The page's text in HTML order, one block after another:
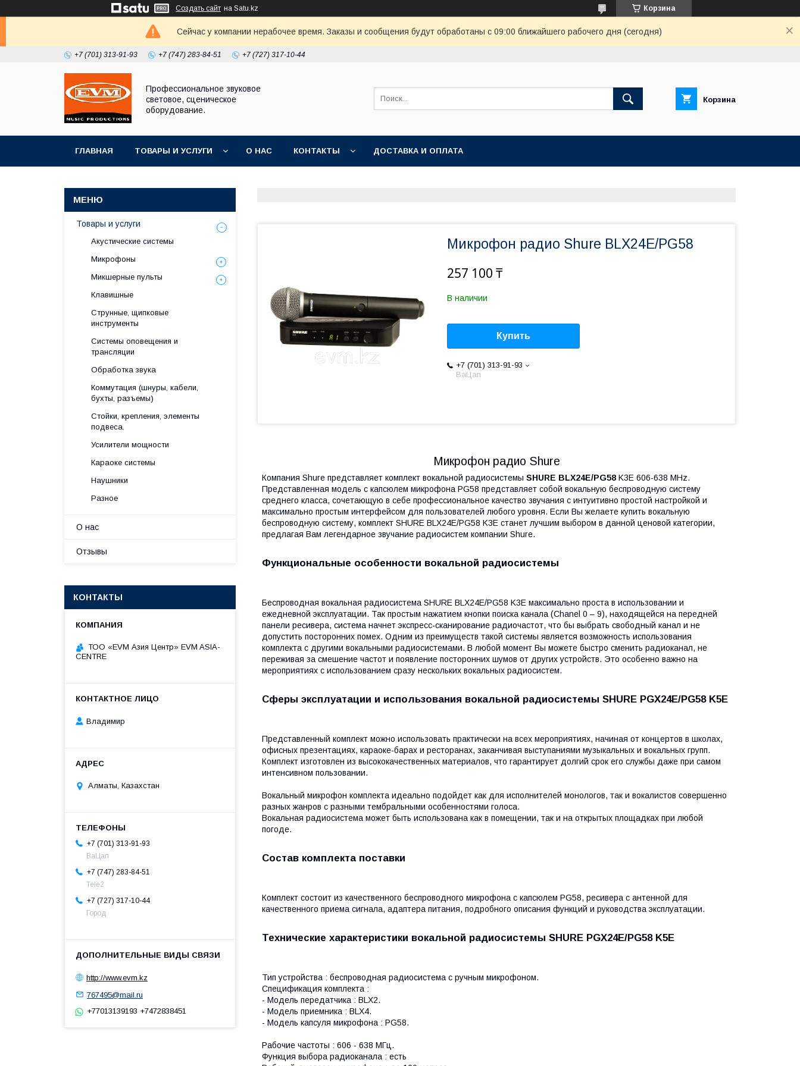
Создать сайт на Satu.kz Корзина
Сейчас у компании нерабочее время. Заказы и сообщения будут обработаны с 09:00 ближайшего рабочего дня (сегодня)
+7 (701) 313-91-93 +7 (747) 283-84-51 +7 (727) 317-10-44
Профессиональное звуковое
световое, сценическое
оборудование.
Корзина
ГЛАВНАЯ ТОВАРЫ И УСЛУГИ О НАС КОНТАКТЫ ДОСТАВКА И ОПЛАТА
Микрофон радио Shure BLX24E/PG58
257 100 ₸
В наличии
Купить
+7 (701) 313-91-93
ВаЦап
Микрофон радио Shure
Компания Shure представляет комплект вокальной радиосистемы SHURE BLX24E/PG58 K3E 606-638 MHz.
Представленная модель с капсюлем микрофона PG58 представляет собой вокальную беспроводную систему
среднего класса, сочетающую в себе профессиональное качество звучания с интуитивно простой настройкой и
максимально простым интерфейсом для пользователей любого уровня. Если Вы желаете купить вокальную
беспроводную систему, комплект SHURE BLX24E/PG58 K3E станет лучшим выбором в данной ценовой категории,
предлагая Вам легендарное звучание радиосистем компании Shure.
Функциональные особенности вокальной радиосистемы
Беспроводная вокальная радиосистема SHURE BLX24E/PG58 K3E максимально проста в использовании и
ежедневной эксплуатации. Так простым нажатием кнопки поиска канала (Chanel 0 – 9), находящейся на передней
панели ресивера, система начнет экспресс-сканирование радиочастот, что бы выбрать свободный канал и не
допустить посторонних помех. Одним из преимуществ такой системы является возможность использования
комплекта с другими вокальными радиосистемами. В любой момент Вы можете быстро сменить радиоканал, не
переживая за смешение частот и появление посторонних шумов от других устройств. Это особенно важно на
мероприятиях с использованием сразу нескольких вокальных радиосистем.
Сферы эксплуатации и использования вокальной радиосистемы SHURE PGX24E/PG58 K5E
Представленный комплект можно использовать практически на всех мероприятиях, начиная от концертов в школах,
офисных презентациях, караоке-барах и ресторанах, заканчивая выступаниями музыкальных и вокальных групп.
Комплект изготовлен из высококачественных материалов, что гарантирует долгий срок его службы даже при самом
интенсивном пользовании.
Вокальный микрофон комплекта идеально подойдет как для исполнителей монологов, так и вокалистов совершенно
разных жанров с разными тембральными особенностями голоса.
Вокальная радиосистема может быть использована как в помещении, так и на открытых площадках при любой
погоде.
Состав комплекта поставки
Комплект состоит из качественного беспроводного микрофона с капсюлем PG58, ресивера с антенной для
качественного приема сигнала, адаптера питания, подробного описания функций и руководства эксплуатации.
Технические характеристики вокальной радиосистемы SHURE PGX24E/PG58 K5E
Тип устройства : беспроводная радиосистема с ручным микрофоном.
Спецификация комплекта :
- Модель передатчика : ВLX2.
- Модель приемника : BLX4.
- Модель капсуля микрофона : PG58.
Рабочие частоты : 606 - 638 МГц.
Функция выбора радиоканала : есть
Товары и услуги
Акустические системы
Микрофоны
Микшерные пульты
Клавишные
Струнные, щипковые
инструменты
Системы оповещения и
трансляции
Обработка звука
Коммутация (шнуры, кабели,
бухты, разъемы)
Стойки, крепления, элементы
подвеса.
Усилители мощности
Караоке системы
Наушники
Разное
О нас
Отзывы
КОНТАКТЫ
ТОО «EVM Азия Центр» EVM ASIA-
CENTRE
Владимир
Алматы, Казахстан
+7 (701) 313-91-93
ВаЦап
+7 (747) 283-84-51
Tele2
+7 (727) 317-10-44
Город
http://www.evm.kz
767495@mail.ru
+77013139193 +7472838451